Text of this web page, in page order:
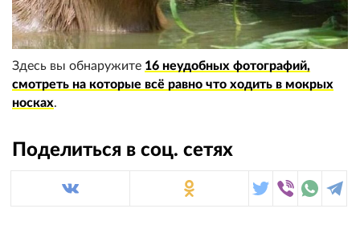
Здесь вы обнаружите 16 неудобных фотографий,
смотреть на которые всё равно что ходить в мокрых
носках.
Поделиться в соц. сетях